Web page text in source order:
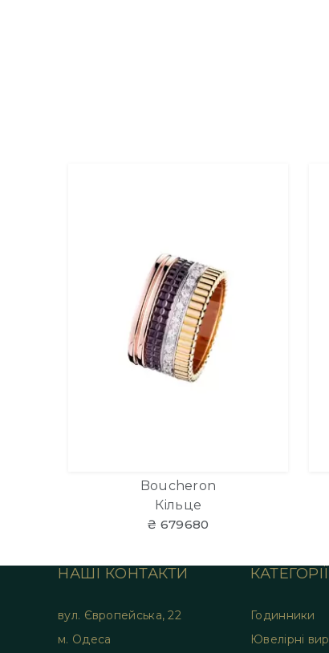
Boucheron
Кільце
₴ 679680
НАШІ КОНТАКТИ
вул. Європейська, 22
м. Одеса
КАТЕГОРІЇ
Годинники
Ювелірні